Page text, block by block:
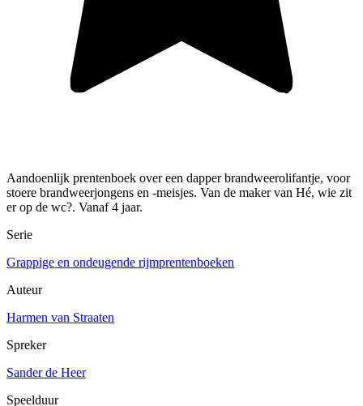
Aandoenlijk prentenboek over een dapper brandweerolifantje, voor
stoere brandweerjongens en -meisjes. Van de maker van Hé, wie zit
er op de wc?. Vanaf 4 jaar.
Serie
Grappige en ondeugende rijmprentenboeken
Auteur
Harmen van Straaten
Spreker
Sander de Heer
Speelduur